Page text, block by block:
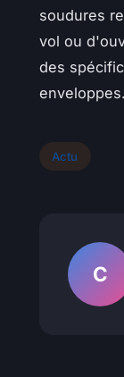
soudures
vol ou
des
enveloppes.
Actu
C